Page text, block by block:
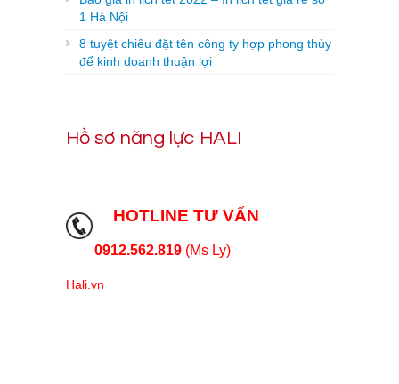
1 Hà Nội
8 tuyệt chiêu đặt tên công ty hợp phong thủy
để kinh doanh thuận lợi
Hồ sơ năng lực HALI
HOTLINE TƯ VẤN
0912.562.819 (Ms Ly)
Hali.vn